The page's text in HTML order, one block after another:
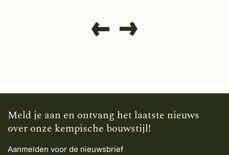
Meld je aan en ontvang het laatste nieuws
over onze kempische bouwstijl!
Aanmelden voor de nieuwsbrief